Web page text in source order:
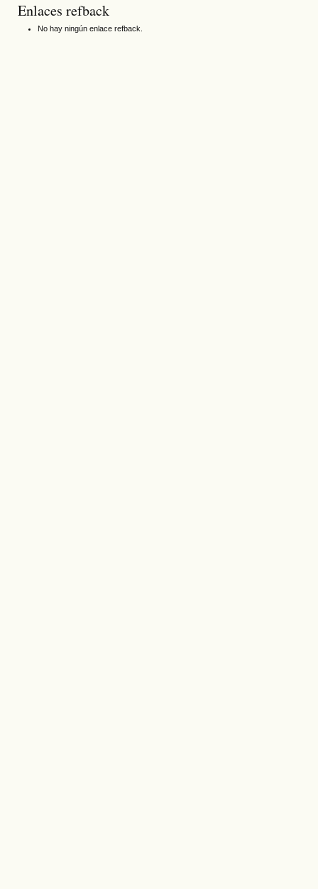
Enlaces refback
No hay ningún enlace refback.